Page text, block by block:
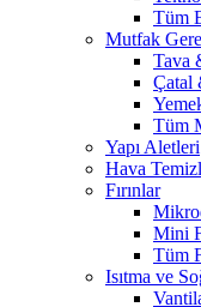
Tüm
Mutfak
Tava
Çatal
Tüm
Yapı Aletleri
Hava
Fırınlar
Mini
Tüm
Isıtma ve